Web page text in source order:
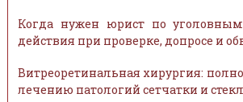
Когда нужен юрист по
действия при проверке, допросе и
Витреоретинальная хирургия:
лечению патологий сетчатки и